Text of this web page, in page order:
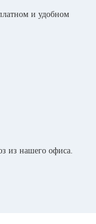
и удобном
из нашего офиса.